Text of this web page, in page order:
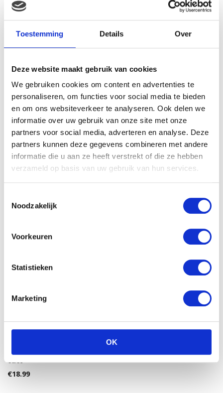
Toestemming Details Over
Deze website maakt gebruik van cookies
We gebruiken cookies om content en advertenties te
personaliseren, om functies voor social media te bieden
en om ons websiteverkeer te analyseren. Ook delen we
informatie over uw gebruik van onze site met onze
partners voor social media, adverteren en analyse. Deze
partners kunnen deze gegevens combineren met andere
informatie die u aan ze heeft verstrekt of die ze hebben
verzameld op basis van uw gebruik van hun services.
Noodzakelijk
Voorkeuren
Statistieken
Marketing
OK
Gerelateerde producten
Super Mario Plush figure
Magickoopa 19cm
29.99
Hasbro Feed me babies
fur real: sippy pup
Nattou Cappuccino knuffel
ezel
€18.99
WITTE ZEEHOND MET
€11.99